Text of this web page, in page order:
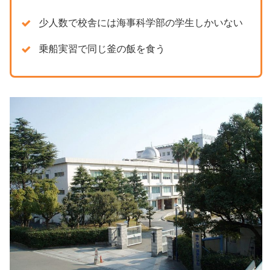
少人数で校舎には海事科学部の学生しかいない
乗船実習で同じ釜の飯を食う